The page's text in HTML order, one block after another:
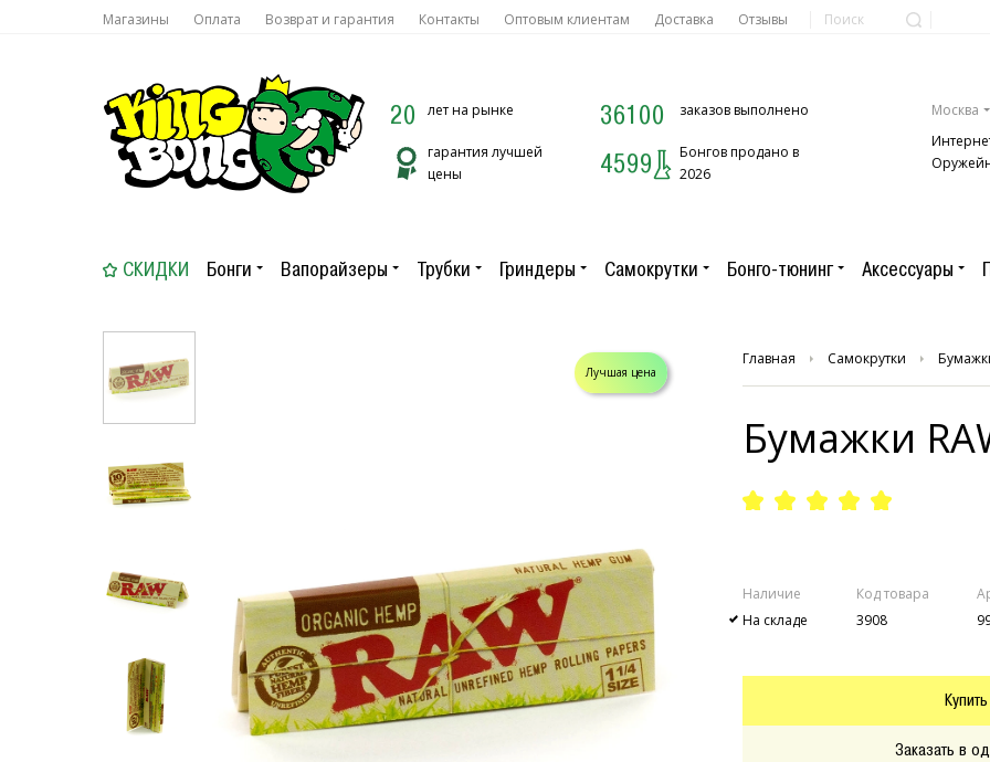
Магазины Оплата Возврат и гарантия Контакты Оптовым клиентам Доставка Отзывы
20 лет на рынке
гарантия лучшей
цены
36100 заказов выполнено
4599
Бонгов продано в
2026
Москва
СКИДКИ Бонги Вапорайзеры Трубки Гриндеры Самокрутки Бонго-тюнинг Аксессуары
Главная Самокрутки
Бумажки
Лучшая цена
Наличие
На складе
Код товара
3908
Купить
Заказать в